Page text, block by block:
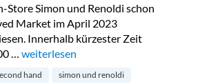
Store Simon und Renoldi schon
Market im April 2023
Innerhalb kürzester Zeit
… „Preloved Market by Simon &
weiterlesen
hand
simon und renoldi